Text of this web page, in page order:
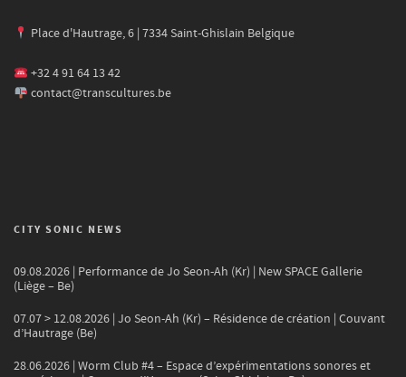
Place d'Hautrage, 6 | 7334 Saint-Ghislain Belgique
+32 4 91 64 13 42
contact@transcultures.be
CITY SONIC NEWS
09.08.2026 | Performance de Jo Seon-Ah (Kr) | New SPACE Gallerie
(Liège – Be)
07.07 > 12.08.2026 | Jo Seon-Ah (Kr) – Résidence de création | Couvant
d’Hautrage (Be)
28.06.2026 | Worm Club #4 – Espace d’expérimentations sonores et